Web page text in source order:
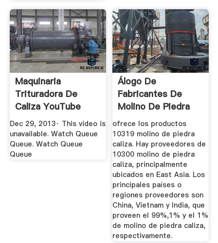
Maquinaria
Trituradora De
Caliza YouTube
Dec 29, 2013· This video is
unavailable. Watch Queue
Queue. Watch Queue
Queue
Álogo De
Fabricantes De
Molino De Piedra
Caliza De Alta ...
ofrece los productos
10319 molino de piedra
caliza. Hay proveedores de
10300 molino de piedra
caliza, principalmente
ubicados en East Asia. Los
principales países o
regiones proveedores son
China, Vietnam y India, que
proveen el 99%,1% y el 1%
de molino de piedra caliza,
respectivamente.